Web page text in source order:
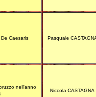
Caesaris Pasquale
nell'anno
Niccola CASTAGNA